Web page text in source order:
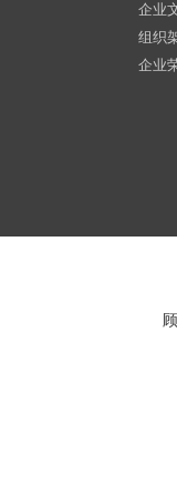
企业
组织
企业